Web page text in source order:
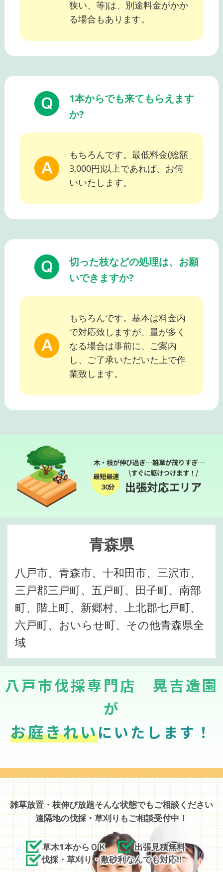
狭い、等)は、別途料金がかか
る場合もあります。
1本からでも来てもらえます
か?
もちろんです。最低料金(総額
3,000円)以上であれば、お伺
いいたします。
切った枝などの処理は、お願
いできますか?
もちろんです。基本は料金内
で対応致しますが、量が多く
なる場合は事前に、ご案内
し、ご了承いただいた上で作
業致します。
木・枝が伸び過ぎ…雑草が茂りすぎ…
最短最速
３０分
\すぐに駆けつけます！/
出張対応エリア
青森県
八戸市、青森市、十和田市、三沢市、
三戸郡三戸町、五戸町、田子町、南部
町、階上町、新郷村、上北郡七戸町、
六戸町、おいらせ町、その他青森県全
域
八戸市伐採専門店 晃吉造園
が
お庭きれいにいたします！
雑草放置・枝伸び放題そんな状態でもご相談ください
遠隔地の伐採・草刈りもご相談受付中！
草木1本からＯＫ
出張見積無料
伐採・草刈り・敷砂利なんでも対応!!